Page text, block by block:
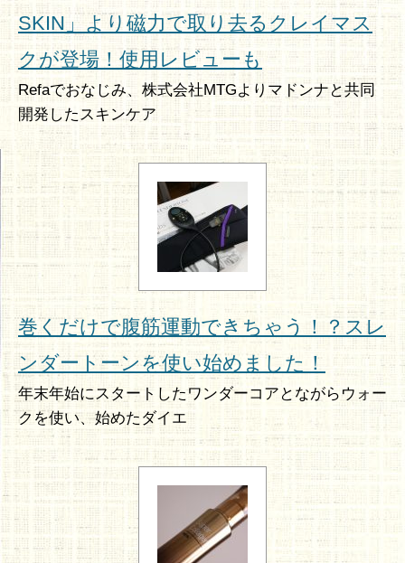
SKIN」より磁力で取り去るクレイマス
クが登場！使用レビューも
Refaでおなじみ、株式会社MTGよりマドンナと共同
開発したスキンケア
巻くだけで腹筋運動できちゃう！？スレ
ンダートーンを使い始めました！
年末年始にスタートしたワンダーコアとながらウォー
クを使い、始めたダイエ